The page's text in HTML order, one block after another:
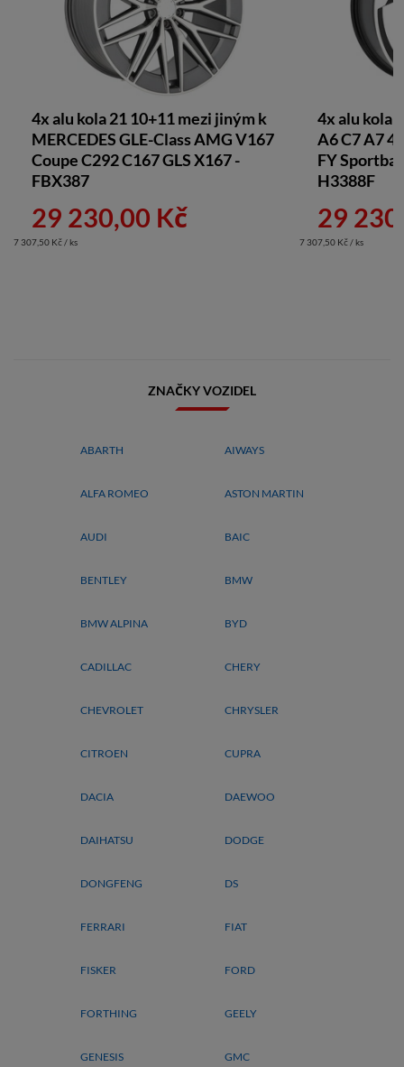
4x alu kola 21 10+11 mezi jiným k
MERCEDES GLE-Class AMG V167
Coupe C292 C167 GLS X167 -
FBX387
29 230,00 Kč
7 307,50 Kč / ks
4x alu kola
A6 C7 A7
FY
H3388F
29
7 307,50 Kč / ks
ZNAČKY VOZIDEL
ABARTH AIWAYS
ALFA ROMEO ASTON MARTIN
AUDI BAIC
BENTLEY BMW
BMW ALPINA BYD
CADILLAC CHERY
CHEVROLET CHRYSLER
CITROEN CUPRA
DACIA DAEWOO
DAIHATSU DODGE
DONGFENG DS
FERRARI FIAT
FISKER FORD
FORTHING GEELY
GENESIS GMC